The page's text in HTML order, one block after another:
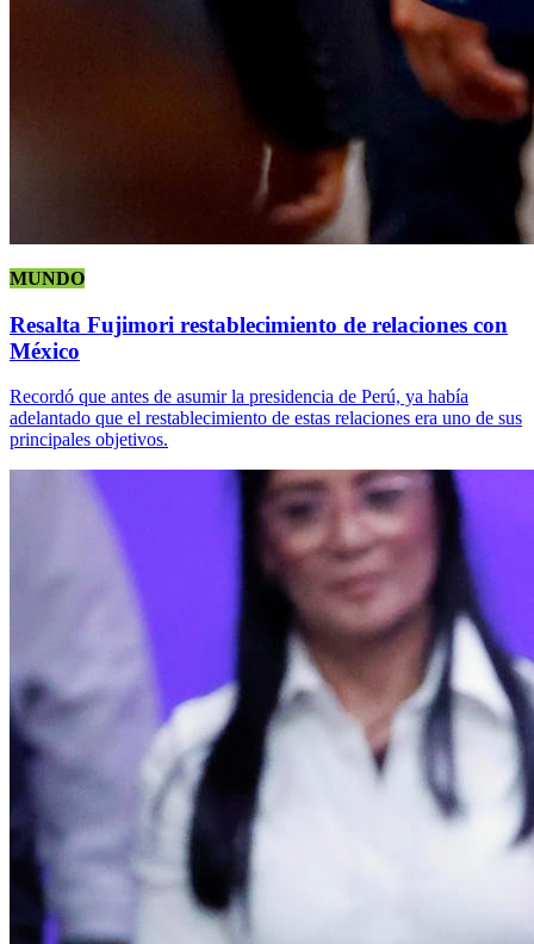
MUNDO
Resalta Fujimori restablecimiento de relaciones con
México
Recordó que antes de asumir la presidencia de Perú, ya había
adelantado que el restablecimiento de estas relaciones era uno de sus
principales objetivos.